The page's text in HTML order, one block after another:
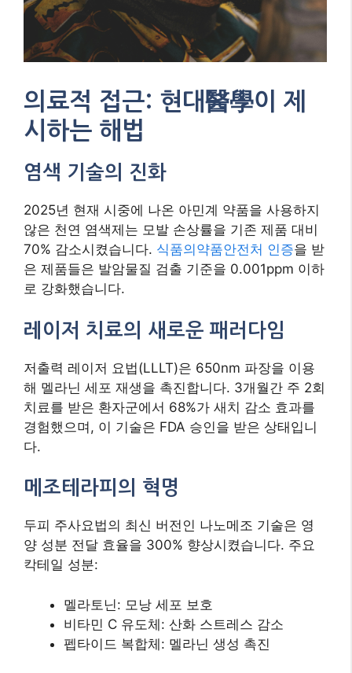
의료적 접근: 현대醫學이 제
시하는 해법
염색 기술의 진화
2025년 현재 시중에 나온 아민계 약품을 사용하지
않은 천연 염색제는 모발 손상률을 기존 제품 대비
70% 감소시켰습니다. 식품의약품안전처 인증을 받
은 제품들은 발암물질 검출 기준을 0.001ppm 이하
로 강화했습니다.
레이저 치료의 새로운 패러다임
저출력 레이저 요법(LLLT)은 650nm 파장을 이용
해 멜라닌 세포 재생을 촉진합니다. 3개월간 주 2회
치료를 받은 환자군에서 68%가 새치 감소 효과를
경험했으며, 이 기술은 FDA 승인을 받은 상태입니
다.
메조테라피의 혁명
두피 주사요법의 최신 버전인 나노메조 기술은 영
양 성분 전달 효율을 300% 향상시켰습니다. 주요
칵테일 성분:
멜라토닌: 모낭 세포 보호
비타민 C 유도체: 산화 스트레스 감소
펩타이드 복합체: 멜라닌 생성 촉진